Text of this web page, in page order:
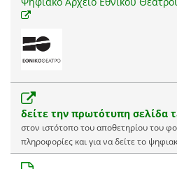
δείτε την πρωτότυπη σελίδα
στον ιστότοπο του αποθετηρίου του
πληροφορίες και για να δείτε το